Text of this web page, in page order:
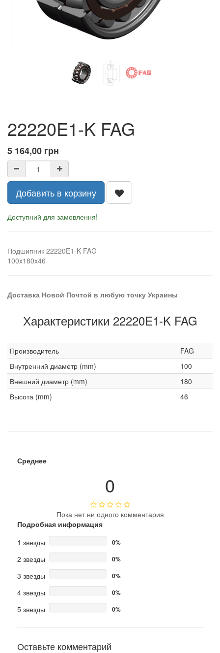
22220E1-K FAG
5 164,00 грн
Добавить в корзину
Доступний для замовлення!
Подшипник 22220E1-K FAG
100x180x46
Доставка Новой Почтой в любую точку Украины
Характеристики 22220E1-K FAG
Производитель
FAG
Внутренний диаметр (mm)
100
Внешний диаметр (mm)
180
Высота (mm)
46
Среднее
0
Пока нет ни одного комментария
Подробная информация
1 звезды
0%
2 звезды 0%
3 звезды 0%
4 звезды 0%
5 звезды 0%
Оставьте комментарий